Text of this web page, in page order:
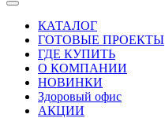
КАТАЛОГ
ГОТОВЫЕ ПРОЕКТЫ
ГДЕ КУПИТЬ
О КОМПАНИИ
НОВИНКИ
Здоровый офис
АКЦИИ